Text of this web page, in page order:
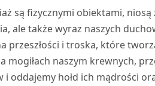
są fizycznymi obiektami, niosą
ale także wyraz naszych
przeszłości i troska, które
mogiłach naszym krewnych,
oddajemy hołd ich mądrości